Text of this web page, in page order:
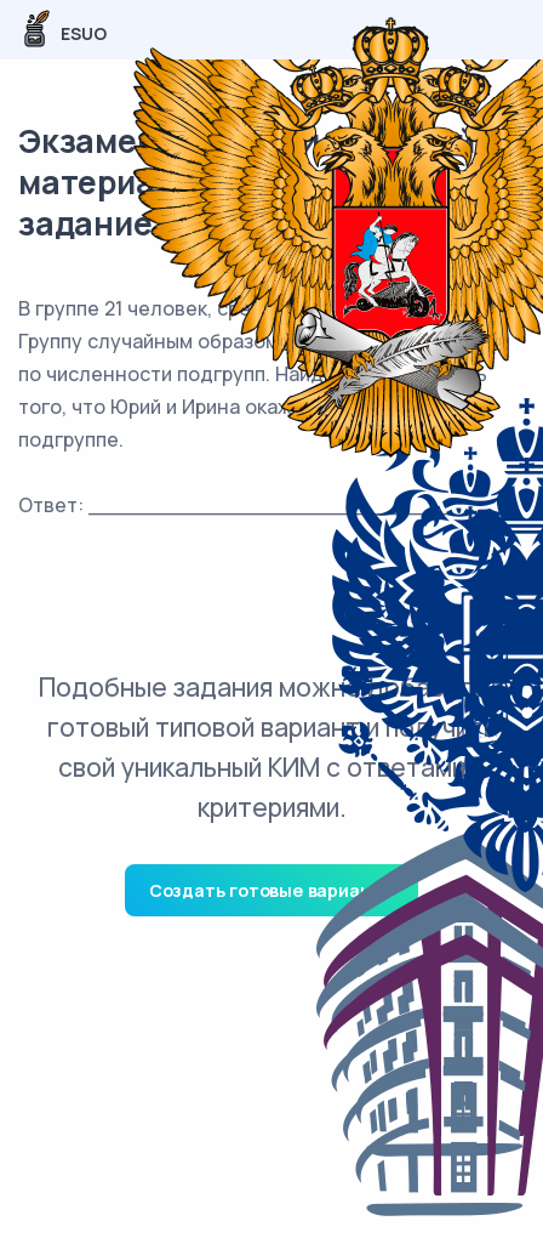
ESUO
Экзаменационный (типовой)
материал ЕГЭ / профиль / 04
задание (24) / 62
В группе 21 человек, среди них — Юрий и Ирина.
Группу случайным образом делят на 7 одинаковых
по численности подгрупп. Найдите вероятность
того, что Юрий и Ирина окажутся в одной
подгруппе.
Ответ: ___________________________.
Подобные задания можно добавить в
готовый типовой вариант и получить
свой уникальный КИМ с ответами и
критериями.
Создать готовые варианты